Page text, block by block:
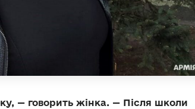
— говорить жінка. — Після школи